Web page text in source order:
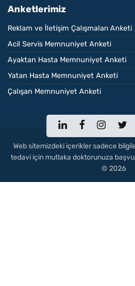
Anketlerimiz
Reklam ve İletişim Çalışmaları Anketi
Acil Servis Memnuniyet Anketi
Ayaktan Hasta Memnuniyet Anketi
Yatan Hasta Memnuniyet Anketi
Çalışan Memnuniyet Anketi
Web sitemizdeki içerikler sadece
tedavi için mutlaka doktorunuza
© 2026